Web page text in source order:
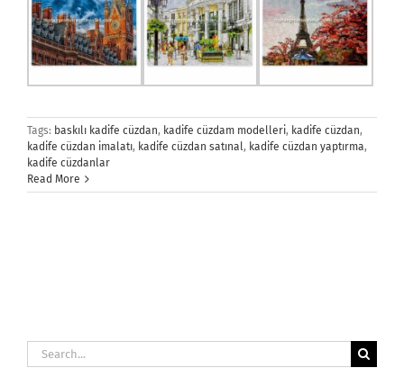
Tags: baskılı kadife cüzdan, kadife cüzdam modelleri, kadife cüzdan,
kadife cüzdan imalatı, kadife cüzdan satınal, kadife cüzdan yaptırma,
kadife cüzdanlar
Read More
Search
for: